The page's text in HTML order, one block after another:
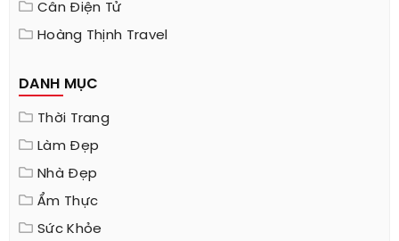
Cân Điện Tử
Hoàng Thịnh Travel
DANH MỤC
Thời Trang
Làm Đẹp
Nhà Đẹp
Ẩm Thực
Sức Khỏe